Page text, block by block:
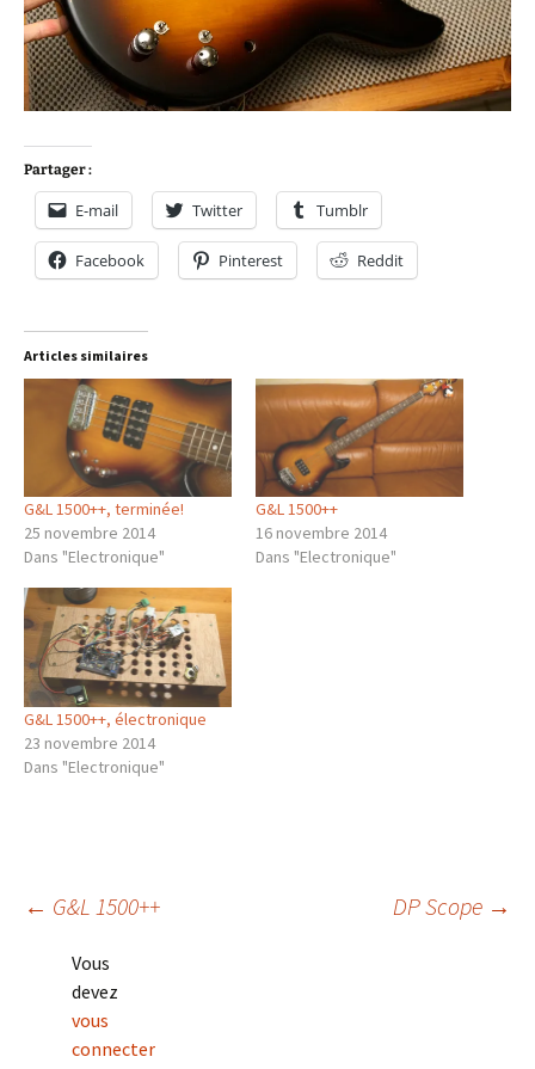
Partager :
E-mail Twitter Tumblr
Facebook Pinterest Reddit
Articles similaires
G&L 1500++, terminée!
25 novembre 2014
Dans "Electronique"
G&L 1500++
16 novembre 2014
Dans "Electronique"
G&L 1500++, électronique
23 novembre 2014
Dans "Electronique"
Navigation
des
← G&L 1500++ DP Scope →
Vous
devez
vous
connecter